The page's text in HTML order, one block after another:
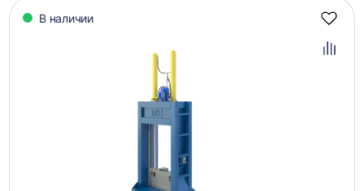
В наличии